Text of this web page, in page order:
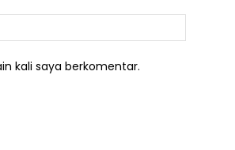
kali saya berkomentar.